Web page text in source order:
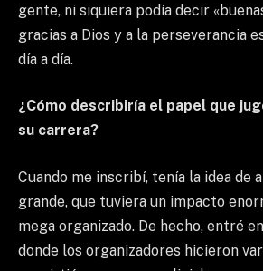
gente, ni siquiera podía decir
gracias a Dios y a la perseverancia
día a día.
¿Cómo describiría el papel que
su carrera?
Cuando me inscribí, tenía la idea de
grande, que tuviera un impacto
mega organizado. De hecho, entré
donde los organizadores hicieron